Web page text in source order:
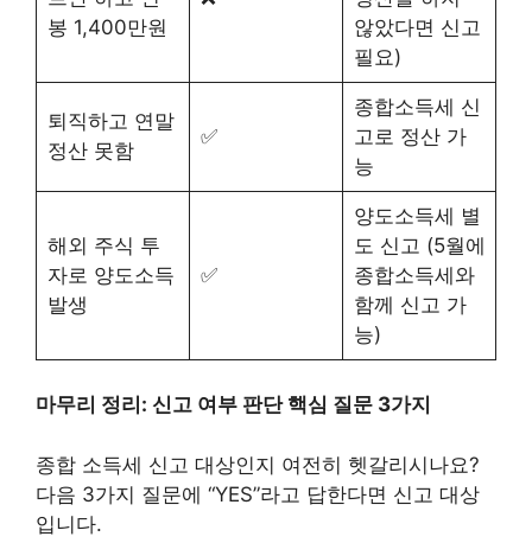
봉 1,400만원
않았다면 신고
필요)
퇴직하고 연말
정산 못함
✅
종합소득세 신
고로 정산 가
능
해외 주식 투
자로 양도소득
발생
✅
양도소득세 별
도 신고 (5월에
종합소득세와
함께 신고 가
능)
마무리 정리: 신고 여부 판단 핵심 질문 3가지
종합 소득세 신고 대상인지 여전히 헷갈리시나요?
다음 3가지 질문에 “YES”라고 답한다면 신고 대상
입니다.